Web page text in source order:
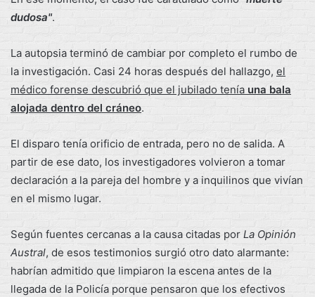
dudosa".
La autopsia terminó de cambiar por completo el rumbo de
la investigación. Casi 24 horas después del hallazgo, el
médico forense descubrió que el jubilado tenía una bala
alojada dentro del cráneo.
El disparo tenía orificio de entrada, pero no de salida. A
partir de ese dato, los investigadores volvieron a tomar
declaración a la pareja del hombre y a inquilinos que vivían
en el mismo lugar.
Según fuentes cercanas a la causa citadas por La Opinión
Austral, de esos testimonios surgió otro dato alarmante:
habrían admitido que limpiaron la escena antes de la
llegada de la Policía porque pensaron que los efectivos